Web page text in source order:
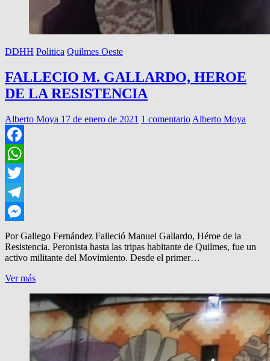
DDHH Politica Quilmes Oeste
FALLECIO M. GALLARDO, HEROE
DE LA RESISTENCIA
Alberto Moya 17 de enero de 2021 1 comentario Alberto Moya
Facebook
WhatsApp
Twitter
Telegram
Messenger
Por Gallego Fernández Falleció Manuel Gallardo, Héroe de la
Resistencia. Peronista hasta las tripas habitante de Quilmes, fue un
activo militante del Movimiento. Desde el primer…
Ver másFALLECIO
GALLARDO,
HEROE
DE
LA
RESISTENCIA